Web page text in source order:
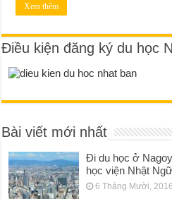
Xem thêm
Điều kiện đăng ký du học
Bài viết mới nhất
Đi du học ở
học viện Nhật Ngữ
6 Tháng Mười, 2016